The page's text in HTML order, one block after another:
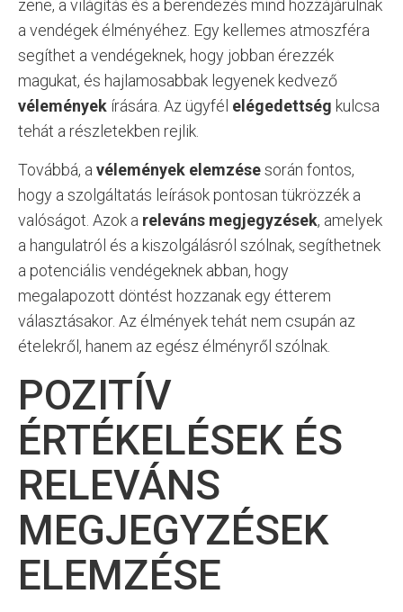
zene, a világítás és a berendezés mind hozzájárulnak
a vendégek élményéhez. Egy kellemes atmoszféra
segíthet a vendégeknek, hogy jobban érezzék
magukat, és hajlamosabbak legyenek kedvező
vélemények írására. Az ügyfél elégedettség kulcsa
tehát a részletekben rejlik.
Továbbá, a vélemények elemzésesorán fontos,
hogy a szolgáltatás leírások pontosan tükrözzék a
valóságot. Azok a releváns megjegyzések, amelyek
a hangulatról és a kiszolgálásról szólnak, segíthetnek
a potenciális vendégeknek abban, hogy
megalapozott döntést hozzanak egy étterem
választásakor. Az élmények tehát nem csupán az
ételekről, hanem az egész élményről szólnak.
POZITÍV
ÉRTÉKELÉSEK ÉS
RELEVÁNS
MEGJEGYZÉSEK
ELEMZÉSE